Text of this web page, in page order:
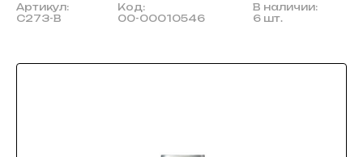
Артикул:
C273-B
Код:
00-00010546
В наличии:
6 шт.